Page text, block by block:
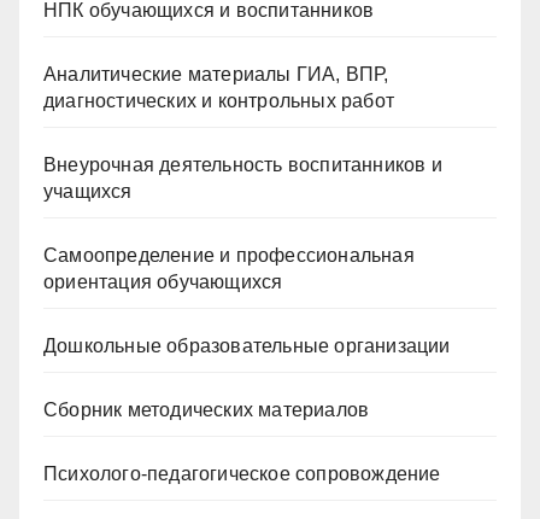
НПК обучающихся и воспитанников
Аналитические материалы ГИА, ВПР,
диагностических и контрольных работ
Внеурочная деятельность воспитанников и
учащихся
Самоопределение и профессиональная
ориентация обучающихся
Дошкольные образовательные организации
Сборник методических материалов
Психолого-педагогическое сопровождение